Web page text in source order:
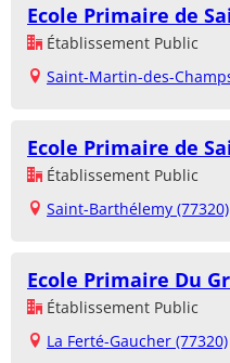
Ecole Primaire de
Établissement Public
Saint-Martin-des-
Ecole Primaire de
Établissement Public
Saint-Barthélemy (77320)
Ecole Primaire Du
Établissement Public
La Ferté-Gaucher (77320)